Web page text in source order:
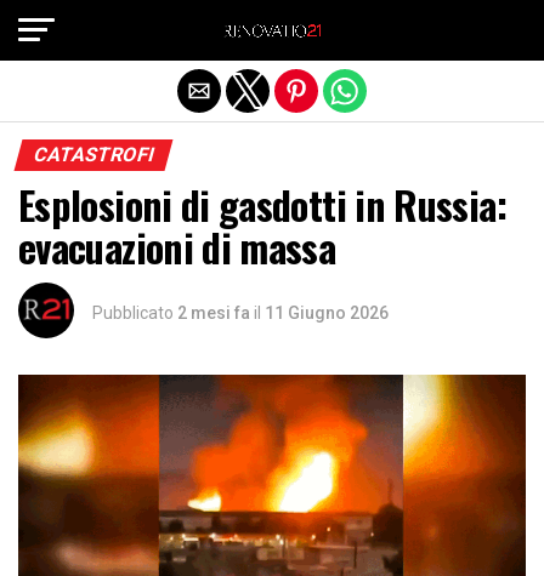
CATASTROFI
Esplosioni di gasdotti in Russia:
evacuazioni di massa
Pubblicato 2 mesi fa il 11 Giugno 2026
Exit mobile version